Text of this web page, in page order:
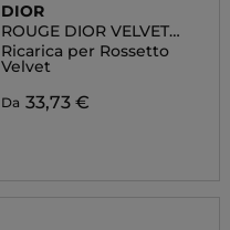
DIOR
ROUGE DIOR VELVET
REFILL
Ricarica per Rossetto
Velvet
Da 33,73 €